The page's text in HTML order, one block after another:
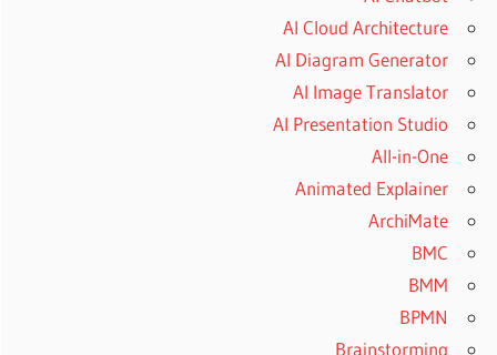
AI Cloud Architecture
AI Diagram Generator
AI Image Translator
AI Presentation Studio
All-in-One
Animated Explainer
ArchiMate
BMC
BMM
BPMN
Brainstorming